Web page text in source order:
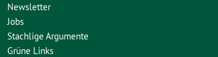
Newsletter
Jobs
Stachlige Argumente
Grüne Links